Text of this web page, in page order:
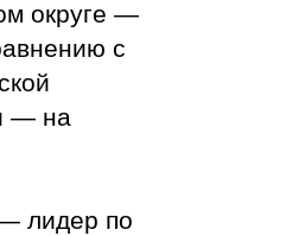
округе —
с
— на
— лидер по